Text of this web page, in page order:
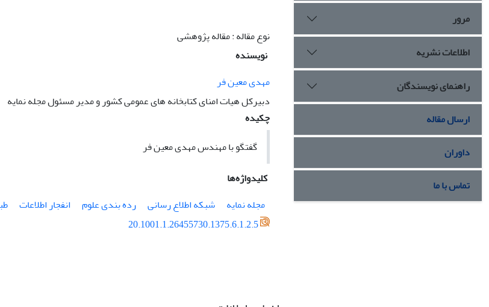
نوع مقاله : مقاله پژوهشی
نویسنده
مهدی معین فر
دبیرکل هیات امنای کتابخانه های عمومی کشور و مدیر مسئول مجله نمایه
چکیده
گفتگو با مهندس مهدی معین فر
کلیدواژه‌ها
مجله نمایه
شبکه اطلاع رسانی رده بندی علوم انفجار اطلاعات
20.1001.1.26455730.1375.6.1.2.5
مرور
اطلاعات نشریه
راهنمای نویسندگان
ارسال مقاله
داوران
تماس با ما